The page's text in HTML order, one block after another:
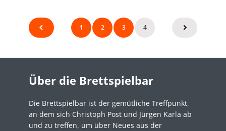
Seitennummerierung
der
1 2 3 4
Über die Brettspielbar
Die Brettspielbar ist der gemütliche Treffpunkt,
an dem sich Christoph Post und Jürgen Karla ab
und zu treffen, um über Neues aus der